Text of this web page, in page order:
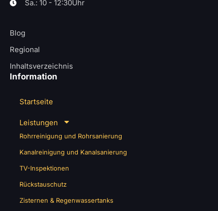
Sa.: 10 - 12:30Uhr
Blog
Regional
Inhaltsverzeichnis
Information
Startseite
Leistungen
Rohrreinigung und Rohrsanierung
Kanalreinigung und Kanalsanierung
TV-Inspektionen
Rückstauschutz
Zisternen & Regenwassertanks